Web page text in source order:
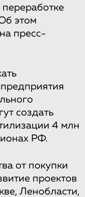
этом
пресс-
создать
4 млн
РФ.
от покупки
проектов
Ленобласти,